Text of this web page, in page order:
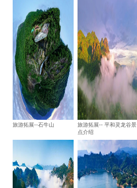
旅游拓展--石牛山
旅游拓展-- 平和灵龙谷景
点介绍